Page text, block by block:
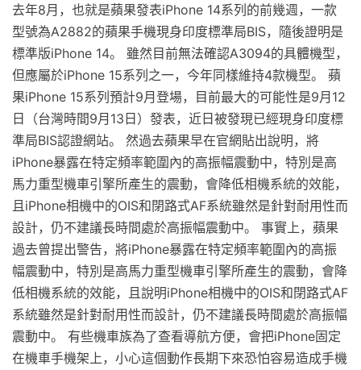
去年8月，也就是蘋果發表iPhone 14系列的前幾週，一款
型號為A2882的蘋果手機現身印度標準局BIS，隨後證明是
標準版iPhone 14。 雖然目前無法確認A3094的具體機型，
但應屬於iPhone 15系列之一，今年同樣維持4款機型。 蘋
果iPhone 15系列預計9月登場，目前最大的可能性是9月12
日（台灣時間9月13日）發表，近日被發現已經現身印度標
準局BIS認證網站。 然過去蘋果早在官網貼出說明，將
iPhone暴露在特定頻率範圍內的高振幅震動中，特別是高
馬力重型機車引擎所產生的震動，會降低相機系統的效能，
且iPhone相機中的OIS和閉路式AF系統雖然是針對耐用性而
設計，仍不建議長時間處於高振幅震動中。 事實上，蘋果
過去曾提出警告，將iPhone暴露在特定頻率範圍內的高振
幅震動中，特別是高馬力重型機車引擎所產生的震動，會降
低相機系統的效能，且說明iPhone相機中的OIS和閉路式AF
系統雖然是針對耐用性而設計，仍不建議長時間處於高振幅
震動中。 有些機車族為了查看導航方便，會把iPhone固定
在機車手機架上，小心這個動作長期下來恐怕容易造成手機